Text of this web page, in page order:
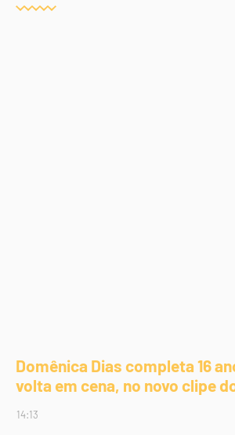
Domênica Dias completa 16
volta em cena, no novo clipe
14:13